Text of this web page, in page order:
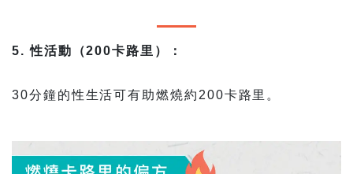
5. 性活動（200卡路里）：
30分鐘的性生活可有助燃燒約200卡路里。